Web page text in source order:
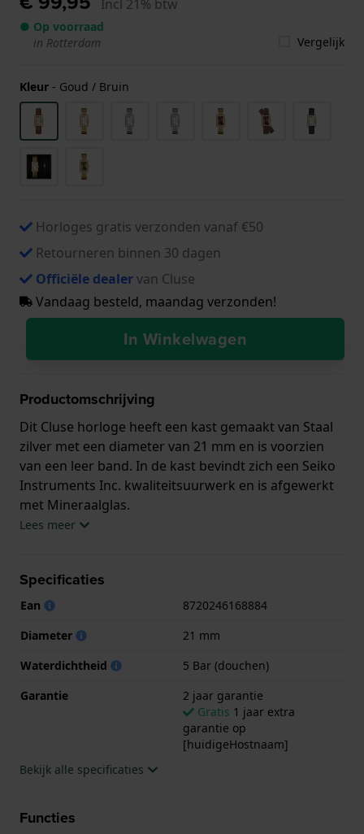
Incl 21% btw
● Op voorraad
in Rotterdam
Vergelijk
Kleur - Goud / Bruin
Horloges gratis verzonden vanaf €50
Retourneren binnen 30 dagen
Officiële dealervan Cluse
Vandaag besteld, maandag verzonden!
In Winkelwagen
Productomschrijving
Dit Cluse horloge heeft een kast gemaakt van Staal
zilver met een diameter van 21 mm en is voorzien
van een leer band. In de kast bevindt zich een Seiko
Instruments Inc. kwaliteitsuurwerk en is afgewerkt
met Mineraalglas.
horloge geleverd met 2 jaar garantie.
Lees meer
Specificaties
Ean
8720246168884
Diameter
21 mm
Waterdichtheid
5 Bar (douchen)
Garantie
2 jaar garantie
Gratis 1 jaar extra
garantie op
[huidigeHostnaam]
Bekijk alle specificaties
Functies